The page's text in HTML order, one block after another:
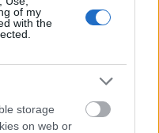
of my
with the
storage
on web or
Háziszínpadát Rátóti